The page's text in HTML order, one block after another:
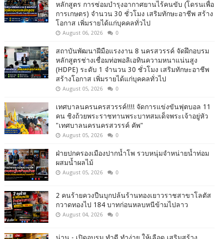
หลักสูตร การซ่อมบำรุงอากาศยานไร้คนขับ (โดรนเพื่อ
การเกษตร) จำนวน 30 ชั่วโมง เสริมทักษะอาชีพ สร้าง
โอกาส เพิ่มรายได้แก่บุคคลทั่วไป
August 06, 2026 0
สถาบันพัฒนาฝีมือแรงงาน 8 นครสวรรค์ จัดฝึกอบรม
หลักสูตรช่างเชื่อมท่อพอลิเอทินความหนาแน่นสูง
(HDPE) ระดับ 1 จำนวน 30 ชั่วโมง เสริมทักษะอาชีพ
สร้างโอกาส เพิ่มรายได้แก่บุคคลทั่วไป
August 05, 2026 0
เทศบาลนครนครสวรรค์!!!! จัดการแข่งขันฟุตบอล 11
คน ชิงถ้วยพระราชทานพระบาทสมเด็จพระเจ้าอยู่หัว
"เทศบาลนครนครสวรรค์ คัพ"
August 05, 2026 0
ฝ่ายปกครองเมืองปากน้ำโพ รวบหนุ่มจำหน่ายน้ำท่อม
ผสมน้ำผลไม้
August 05, 2026 0
2 คนร้ายควงปืนบุกปล้นร้านทองเยาวราชสาขาโลตัส
กวาดทองไป 184 บาทก่อนหลบหนีข้ามไปลาว
August 04, 2026 0